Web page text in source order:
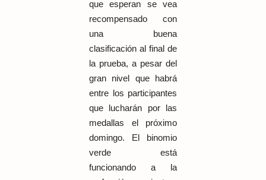
que esperan se vea
recompensado con
una buena
clasificación al final de
la prueba, a pesar del
gran nivel que habrá
entre los participantes
que lucharán por las
medallas el próximo
domingo. El binomio
verde está
funcionando a la